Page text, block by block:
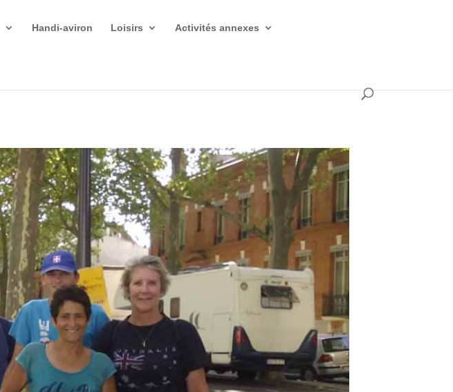
Handi-aviron Loisirs Activités annexes